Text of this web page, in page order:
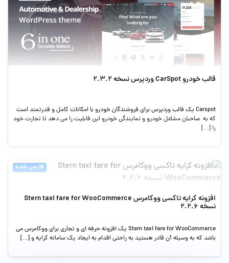
قالب خودرو CarSpot وردپرس نسخه 2.3.2
Carspot یک قالب وردپرس برای فروشندگان خودرو با امکانات کامل و قدرتمند است
که به صاحبان مشاغل خودرو و نمایندگی خودرو این قابلیت را می دهد تا تجارت خود
را […]
فارسی شده
افزونه کرایه تاکسی ووکامرس Stern taxi fare for WooCommerce
نسخه 2.2.6
Stern taxi fare for WooCommerce یک افزونه حرفه ای و تجاری برای ووکامرس می
باشد که به وسیله آن قادر هستید به راحتی اقدام به ایجاد یک سامانه کرایه و […]